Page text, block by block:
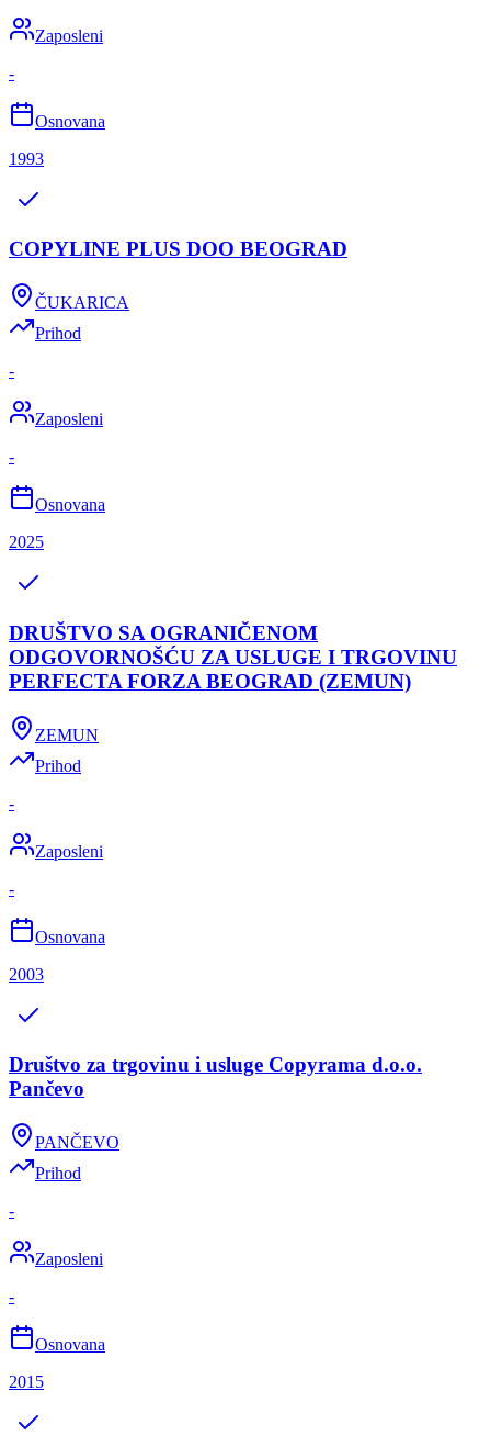
Zaposleni
-
Osnovana
1993
COPYLINE PLUS DOO BEOGRAD
ČUKARICA
Prihod
-
Zaposleni
-
Osnovana
2025
DRUŠTVO SA OGRANIČENOM
ODGOVORNOŠĆU ZA USLUGE I TRGOVINU
PERFECTA FORZA BEOGRAD (ZEMUN)
ZEMUN
Prihod
-
Zaposleni
-
Osnovana
2003
Društvo za trgovinu i usluge Copyrama d.o.o.
Pančevo
PANČEVO
Prihod
-
Zaposleni
-
Osnovana
2015